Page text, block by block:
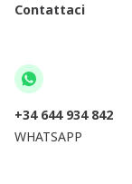
Contattaci
+34 644 934 842
WHATSAPP